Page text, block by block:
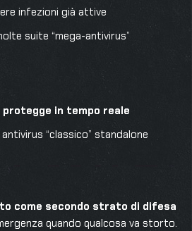
infezioni già attive
suite “mega-antivirus”
protegge in tempo reale
“classico” standalone
come secondo strato di difesa
quando qualcosa va storto.